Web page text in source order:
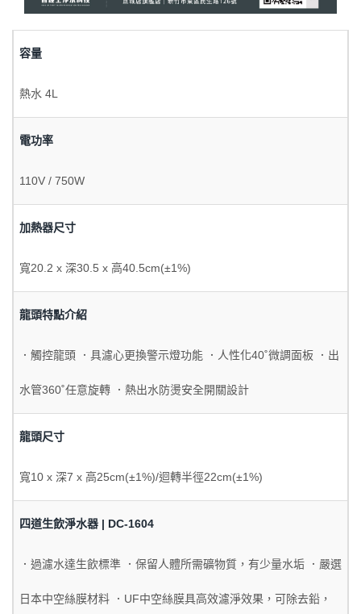
容量
熱水 4L
電功率
110V / 750W
加熱器尺寸
寬20.2 x 深30.5 x 高40.5cm(±1%)
龍頭特點介紹
．觸控龍頭 ．具濾心更換警示燈功能 ．人性化40˚微調面板 ．出
水管360˚任意旋轉 ．熱出水防燙安全開關設計
龍頭尺寸
寬10 x 深7 x 高25cm(±1%)/迴轉半徑22cm(±1%)
四道生飲淨水器 | DC-1604
．過濾水達生飲標準 ．保留人體所需礦物質，有少量水垢 ．嚴選
日本中空絲膜材料 ．UF中空絲膜具高效濾淨效果，可除去鉛，